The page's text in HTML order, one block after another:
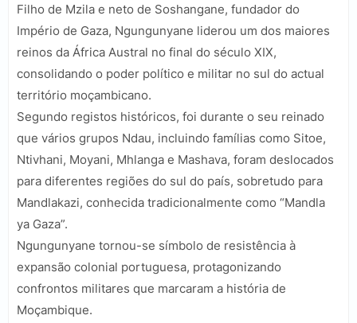
Filho de Mzila e neto de Soshangane, fundador do
Império de Gaza, Ngungunyane liderou um dos maiores
reinos da África Austral no final do século XIX,
consolidando o poder político e militar no sul do actual
território moçambicano.
Segundo registos históricos, foi durante o seu reinado
que vários grupos Ndau, incluindo famílias como Sitoe,
Ntivhani, Moyani, Mhlanga e Mashava, foram deslocados
para diferentes regiões do sul do país, sobretudo para
Mandlakazi, conhecida tradicionalmente como “Mandla
ya Gaza”.
Ngungunyane tornou-se símbolo de resistência à
expansão colonial portuguesa, protagonizando
confrontos militares que marcaram a história de
Moçambique.